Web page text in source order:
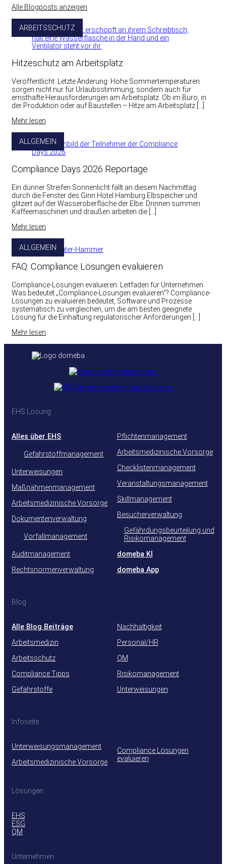
Alle Blogposts anzeigen
ARBEITSSCHUTZ
Hitzeschutz am Arbeitsplatz
Veröffentlicht: Letzte Änderung: Hohe Sommertemperaturen
sorgen nicht nur für Urlaubsstimmung, sondern auch für
ernsthafte Herausforderungen am Arbeitsplatz. Ob im Büro, in
der Produktion oder auf Baustellen – Hitze am Arbeitsplatz […]
Mehr lesen
ALLGEMEIN
Compliance Days 2026 Reportage
Ein dünner Streifen Sonnenlicht fällt an diesem Nachmittag
durch die Fenster des Ginn Hotel Hamburg Elbspeicher und
glitzert auf der Wasseroberfläche der Elbe. Drinnen summen
Kaffeemaschinen und draußen arbeiten die […]
Mehr lesen
ALLGEMEIN
FAQ: Compliance Lösungen evaluieren
Compliance-Lösungen evaluieren: Leitfaden für Unternehmen
Was bedeutet „Compliance-Lösungen evaluieren“? Compliance-
Lösungen zu evaluieren bedeutet, Software und Prozesse
systematisch zu vergleichen, um die am besten geeignete
Lösung für die Einhaltung regulatorischer Anforderungen […]
Mehr lesen
EHS Lösung
Alles über EHS
Gefahrstoffmanagement
Unterweisungen
Maßnahmenmanagement
Arbeitsmedizinische Vorsorge
Dokumentenverwaltung
Vorfallmanagement
Auditmanagement
Rechtsnormenverwaltung
Pflichtenmanagement
Arbeitsmedizinische Vorsorge
Checklistenmanagement
Veranstaltungsmanagement
Skillmanagement
Besucherverwaltung
Gefährdungsbeurteilung und
Risikomanagement
domeba KI
domeba App
Blog
Alle Blog Beiträge
Arbeitsmedizin
Arbeitsschutz
Compliance Tipps
Gefahrstoffe
Nachhaltigkeit
Personal/HR
QM
Risikomanagement
Unterweisungen
Infoseite
Unterweisungsmanagement
Arbeitsmedizinische Vorsorge
Compliance Lösungen
evaluieren
Lösungen
EHS
ESG
QM
Unternehmen